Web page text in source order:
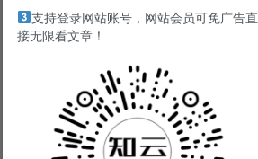
支持登录网站账号，网站会员可免广告直
接无限看文章！